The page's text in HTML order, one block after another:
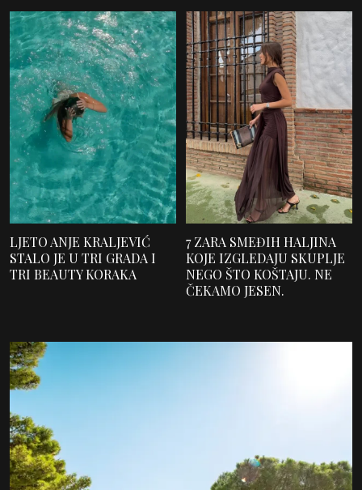
LJETO ANJE KRALJEVIĆ
STALO JE U TRI GRADA I
TRI BEAUTY KORAKA
7 ZARA SMEĐIH HALJINA
KOJE IZGLEDAJU SKUPLJE
NEGO ŠTO KOŠTAJU. NE
ČEKAMO JESEN.